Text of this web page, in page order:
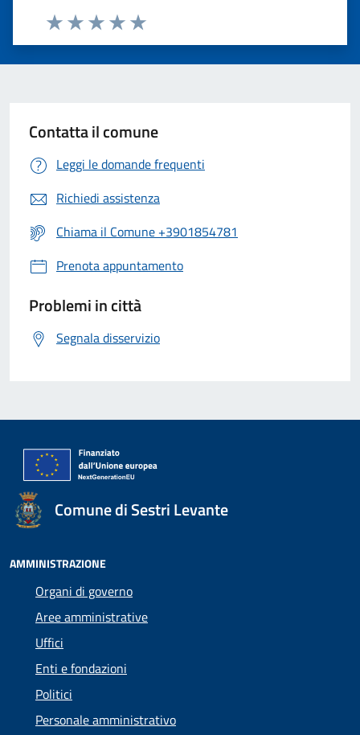
Valuta 5 stelle su 5
Valuta 4 stelle su 5
Valuta 3 stelle su 5
Valuta 2 stelle su 5
Valuta 1 stelle su 5
Contatta il comune
Leggi le domande frequenti
Richiedi assistenza
Chiama il Comune +3901854781
Prenota appuntamento
Problemi in città
Segnala disservizio
Comune di Sestri Levante
AMMINISTRAZIONE
Organi di governo
Aree amministrative
Uffici
Enti e fondazioni
Politici
Personale amministrativo